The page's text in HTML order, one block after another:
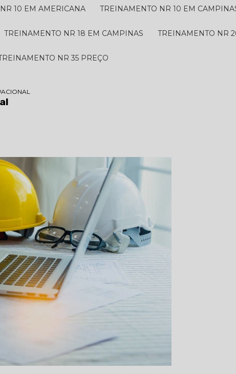
10 EM AMERICANA TREINAMENTO NR 10 EM
TREINAMENTO NR 18 EM CAMPINAS TREINAMENTO NR
TREINAMENTO NR 35 PREÇO